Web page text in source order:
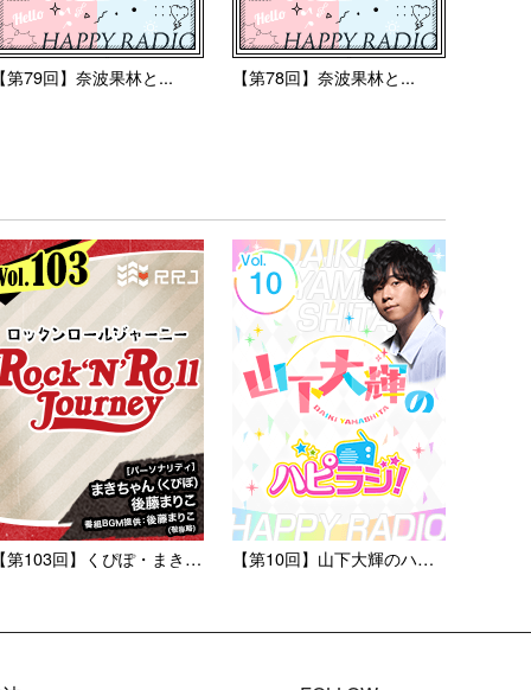
第79回】奈波果林と... 【第78回】奈波果林と...
【第103回】くぴぽ・まきち... 【第10回】山下大輝のハピラ...